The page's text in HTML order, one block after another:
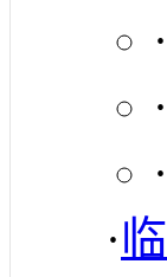
·
·
·
·